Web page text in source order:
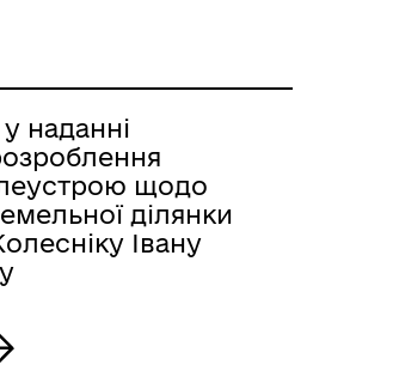
наданні
щодо
ділянки
Івану